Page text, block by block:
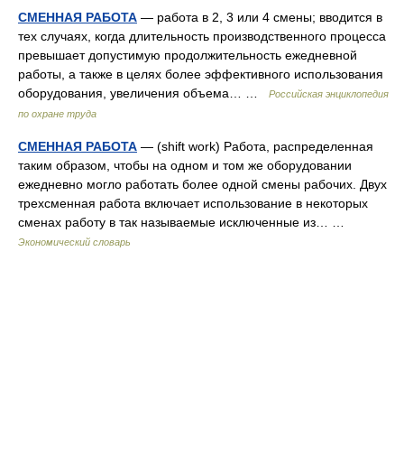
СМЕННАЯ РАБОТА — работа в 2, 3 или 4 смены; вводится в
тех случаях, когда длительность производственного процесса
превышает допустимую продолжительность ежедневной
работы, а также в целях более эффективного использования
оборудования, увеличения объема… …
Российская энциклопедия
по охране труда
СМЕННАЯ РАБОТА — (shift work) Работа, распределенная
таким образом, чтобы на одном и том же оборудовании
ежедневно могло работать более одной смены рабочих. Двух
трехсменная работа включает использование в некоторых
сменах работу в так называемые исключенные из… …
Экономический словарь